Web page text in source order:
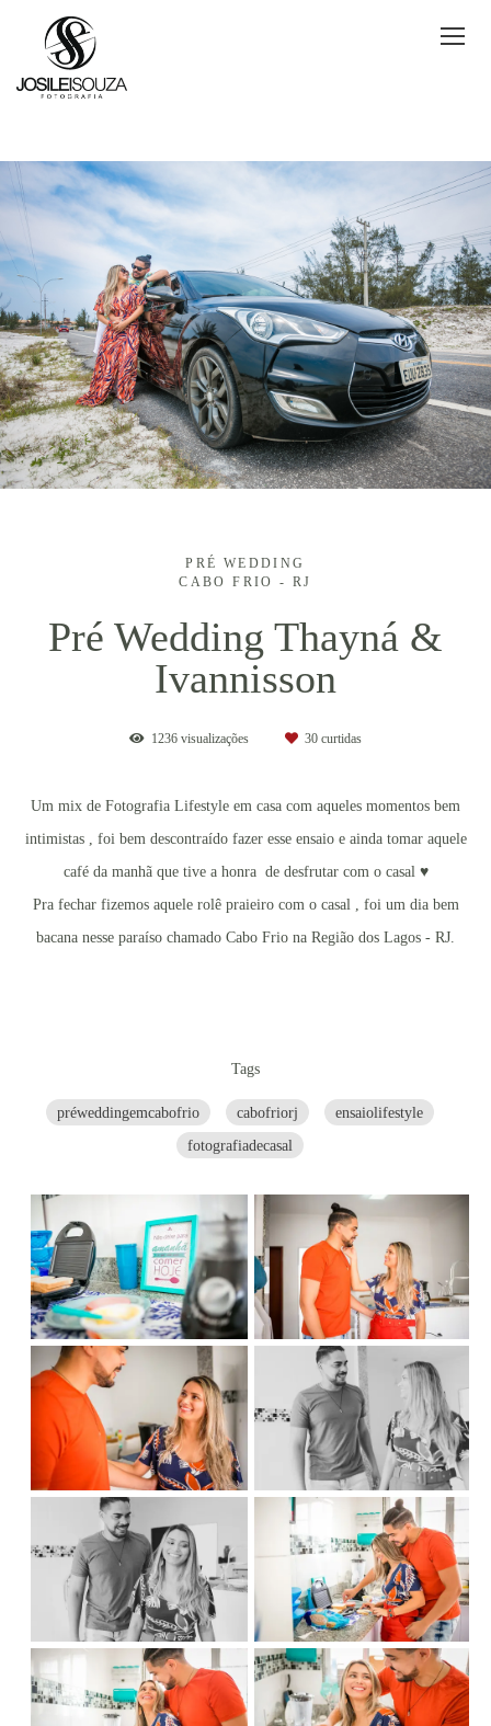
PRÉ WEDDING
CABO FRIO - RJ
Pré Wedding Thayná &
Ivannisson
1236 visualizações 30 curtidas
Um mix de Fotografia Lifestyle em casa com aqueles momentos bem
intimistas , foi bem descontraído fazer esse ensaio e ainda tomar aquele
café da manhã que tive a honra de desfrutar com o casal ♥
Pra fechar fizemos aquele rolê praieiro com o casal , foi um dia bem
bacana nesse paraíso chamado Cabo Frio na Região dos Lagos - RJ.
Tags
préweddingemcabofrio cabofriorj
ensaiolifestyle
fotografiadecasal